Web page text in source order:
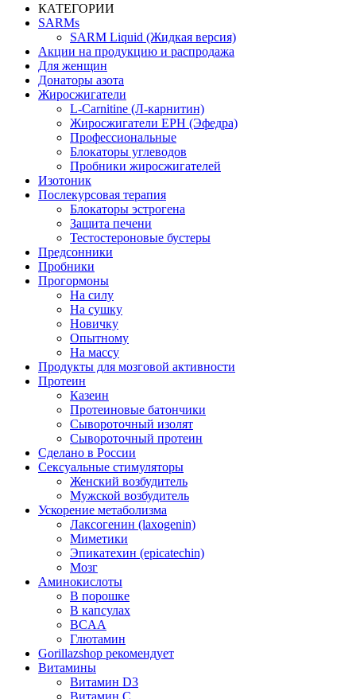
КАТЕГОРИИ
SARMs
SARM Liquid (Жидкая версия)
Акции на продукцию и распродажа
Для женщин
Донаторы азота
Жиросжигатели
L-Carnitine (Л-карнитин)
Жиросжигатели EPH (Эфедра)
Профессиональные
Блокаторы углеводов
Пробники жиросжигателей
Изотоник
Послекурсовая терапия
Блокаторы эстрогена
Защита печени
Тестостероновые бустеры
Предсонники
Пробники
Прогормоны
На силу
На сушку
Новичку
Опытному
На массу
Продукты для мозговой активности
Протеин
Казеин
Протеиновые батончики
Сывороточный изолят
Сывороточный протеин
Сделано в России
Сексуальные стимуляторы
Женский возбудитель
Мужской возбудитель
Ускорение метаболизма
Лаксогенин (laxogenin)
Миметики
Эпикатехин (epicatechin)
Мозг
Аминокислоты
В порошке
В капсулах
BCAA
Глютамин
Gorillazshop рекомендует
Витамины
Витамин D3
Витамин С